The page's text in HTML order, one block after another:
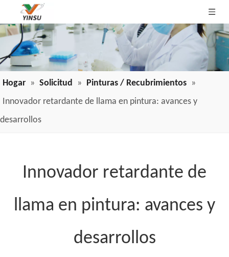
Hogar » Solicitud » Pinturas / Recubrimientos »
Innovador retardante de llama en pintura: avances y
desarrollos
Innovador retardante de
llama en pintura: avances y
desarrollos